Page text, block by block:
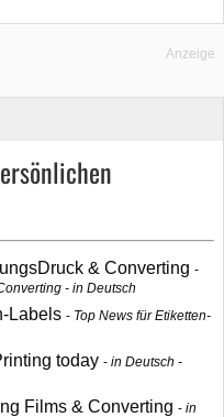
Anzeige
& Converting
- in Deutsch
Labels
Top News für Etiketten-
today
in Deutsch -
Films & Converting
in